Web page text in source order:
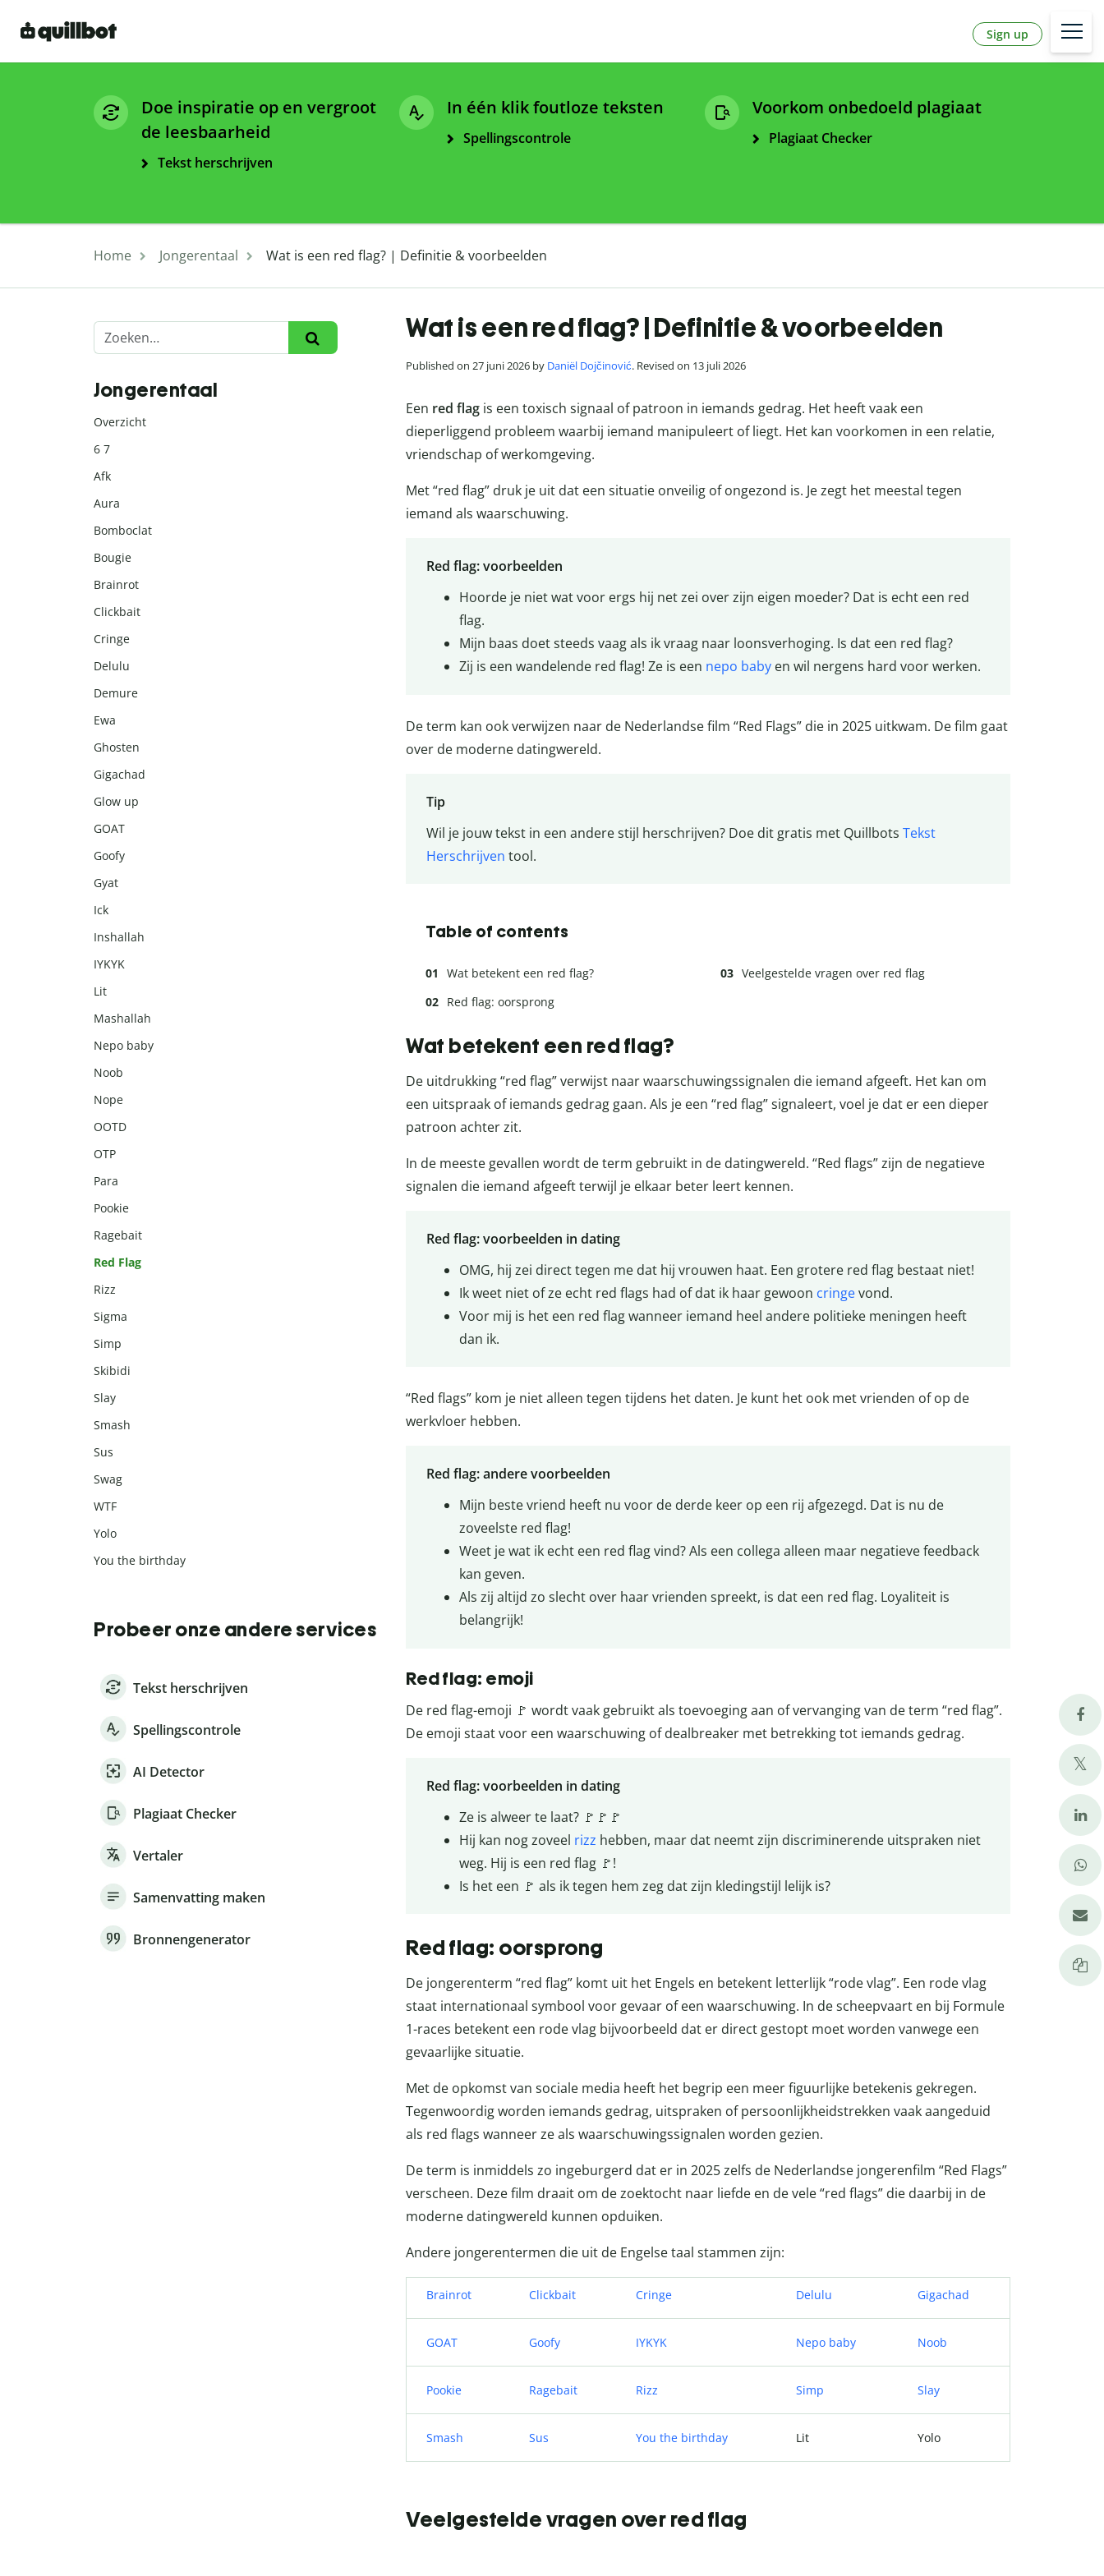
Sign up
Doe inspiratie op en vergroot
de leesbaarheid
Tekst herschrijven
In één klik foutloze teksten
Spellingscontrole
Voorkom onbedoeld plagiaat
Plagiaat Checker
Home Jongerentaal Wat is een red flag? | Definitie & voorbeelden
Wat is een red flag? | Definitie & voorbeelden
Published on 27 juni 2026 by Daniël Dojčinović. Revised on 13 juli 2026
Een red flag is een toxisch signaal of patroon in iemands gedrag. Het heeft vaak een
dieperliggend probleem waarbij iemand manipuleert of liegt. Het kan voorkomen in een relatie,
vriendschap of werkomgeving.
Met “red flag” druk je uit dat een situatie onveilig of ongezond is. Je zegt het meestal tegen
iemand als waarschuwing.
Red flag: voorbeelden
Hoorde je niet wat voor ergs hij net zei over zijn eigen moeder? Dat is echt een red
flag.
Mijn baas doet steeds vaag als ik vraag naar loonsverhoging. Is dat een red flag?
Zij is een wandelende red flag! Ze is een nepo babyen wil nergens hard voor werken.
De term kan ook verwijzen naar de Nederlandse film “Red Flags” die in 2025 uitkwam. De film gaat
over de moderne datingwereld.
Tip
Wil je jouw tekst in een andere stijl herschrijven? Doe dit gratis met Quillbots Tekst
Herschrijven tool.
Table of contents
Wat betekent een red flag?
Red flag: oorsprong
Veelgestelde vragen over red flag
Wat betekent een red flag?
De uitdrukking “red flag” verwijst naar waarschuwingssignalen die iemand afgeeft. Het kan om
een uitspraak of iemands gedrag gaan. Als je een “red flag” signaleert, voel je dat er een dieper
patroon achter zit.
In de meeste gevallen wordt de term gebruikt in de datingwereld. “Red flags” zijn de negatieve
signalen die iemand afgeeft terwijl je elkaar beter leert kennen.
Red flag: voorbeelden in dating
OMG, hij zei direct tegen me dat hij vrouwen haat. Een grotere red flag bestaat niet!
Ik weet niet of ze echt red flags had of dat ik haar gewoon cringevond.
Voor mij is het een red flag wanneer iemand heel andere politieke meningen heeft
dan ik.
“Red flags” kom je niet alleen tegen tijdens het daten. Je kunt het ook met vrienden of op de
werkvloer hebben.
Red flag: andere voorbeelden
Mijn beste vriend heeft nu voor de derde keer op een rij afgezegd. Dat is nu de
zoveelste red flag!
Weet je wat ik echt een red flag vind? Als een collega alleen maar negatieve feedback
kan geven.
Als zij altijd zo slecht over haar vrienden spreekt, is dat een red flag. Loyaliteit is
belangrijk!
Red flag: emoji
De red flag-emoji 🚩 wordt vaak gebruikt als toevoeging aan of vervanging van de term “red flag”.
De emoji staat voor een waarschuwing of dealbreaker met betrekking tot iemands gedrag.
Red flag: voorbeelden in dating
Ze is alweer te laat? 🚩🚩🚩
Hij kan nog zoveel rizz hebben, maar dat neemt zijn discriminerende uitspraken niet
weg. Hij is een red flag 🚩!
Is het een 🚩 als ik tegen hem zeg dat zijn kledingstijl lelijk is?
Red flag: oorsprong
De jongerenterm “red flag” komt uit het Engels en betekent letterlijk “rode vlag”. Een rode vlag
staat internationaal symbool voor gevaar of een waarschuwing. In de scheepvaart en bij Formule
1-races betekent een rode vlag bijvoorbeeld dat er direct gestopt moet worden vanwege een
gevaarlijke situatie.
Met de opkomst van sociale media heeft het begrip een meer figuurlijke betekenis gekregen.
Tegenwoordig worden iemands gedrag, uitspraken of persoonlijkheidstrekken vaak aangeduid
als red flags wanneer ze als waarschuwingssignalen worden gezien.
De term is inmiddels zo ingeburgerd dat er in 2025 zelfs de Nederlandse jongerenfilm “Red Flags”
verscheen. Deze film draait om de zoektocht naar liefde en de vele “red flags” die daarbij in de
moderne datingwereld kunnen opduiken.
Andere jongerentermen die uit de Engelse taal stammen zijn:
Brainrot Clickbait Cringe Delulu Gigachad
GOAT Goofy IYKYK Nepo baby Noob
Pookie Ragebait Rizz Simp Slay
Smash Sus You the birthday Lit Yolo
Veelgestelde vragen over red flag
Jongerentaal
Overzicht
6 7
Afk
Aura
Bomboclat
Bougie
Brainrot
Clickbait
Cringe
Delulu
Demure
Ewa
Ghosten
Gigachad
Glow up
GOAT
Goofy
Gyat
Ick
Inshallah
IYKYK
Lit
Mashallah
Nepo baby
Noob
Nope
OOTD
OTP
Para
Pookie
Ragebait
Red Flag
Rizz
Sigma
Simp
Skibidi
Slay
Smash
Sus
Swag
WTF
Yolo
You the birthday
Probeer onze andere services
Tekst herschrijven
Spellingscontrole
AI Detector
Plagiaat Checker
Vertaler
Samenvatting maken
Bronnengenerator